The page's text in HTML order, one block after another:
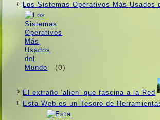
Los Sistemas Operativos Más Usados
(0)
El extraño ‘alien’ que fascina a la Red
Esta Web es un Tesoro de